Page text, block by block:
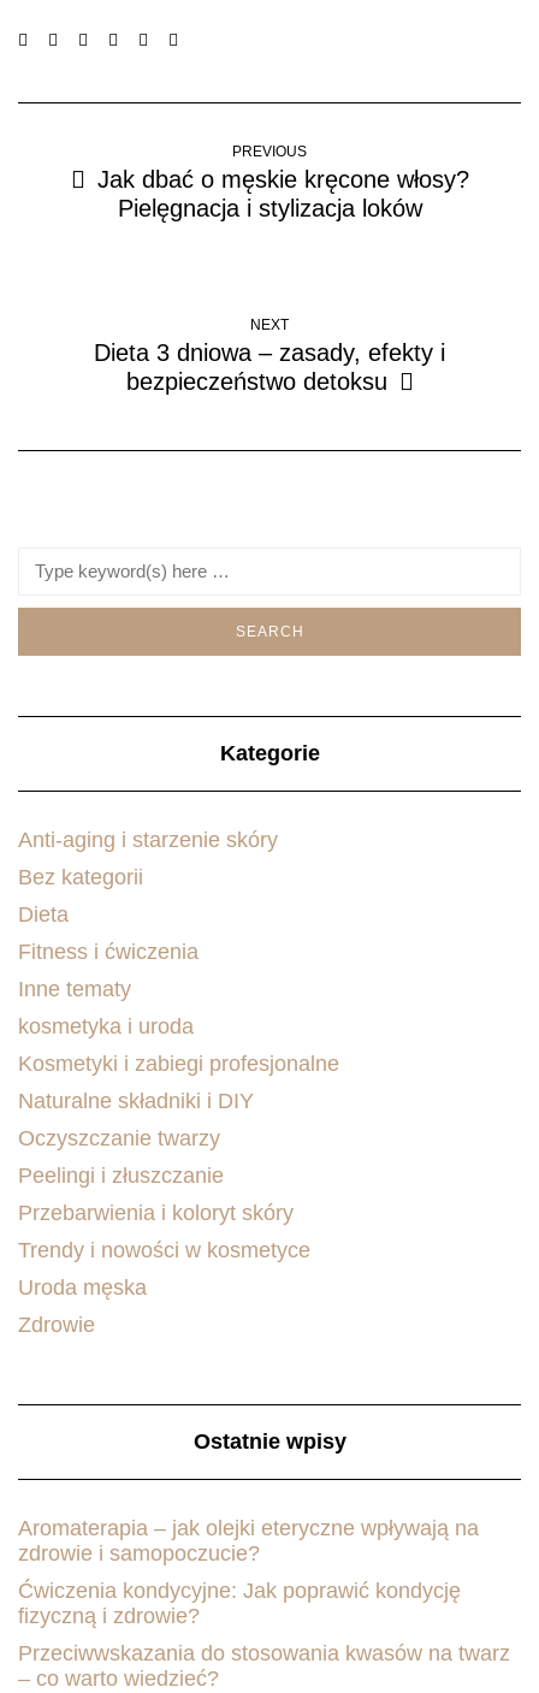
PREVIOUS
Jak dbać o męskie kręcone włosy?
Pielęgnacja i stylizacja loków
NEXT
Dieta 3 dniowa – zasady, efekty i
bezpieczeństwo detoksu
Kategorie
Anti-aging i starzenie skóry
Bez kategorii
Dieta
Fitness i ćwiczenia
Inne tematy
kosmetyka i uroda
Kosmetyki i zabiegi profesjonalne
Naturalne składniki i DIY
Oczyszczanie twarzy
Peelingi i złuszczanie
Przebarwienia i koloryt skóry
Trendy i nowości w kosmetyce
Uroda męska
Zdrowie
Ostatnie wpisy
Aromaterapia – jak olejki eteryczne wpływają na
zdrowie i samopoczucie?
Ćwiczenia kondycyjne: Jak poprawić kondycję
fizyczną i zdrowie?
Przeciwwskazania do stosowania kwasów na twarz
– co warto wiedzieć?